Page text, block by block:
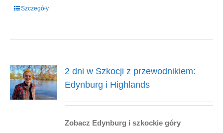
Szczegóły
2 dni w Szkocji z przewodnikiem:
Edynburg i Highlands
Zobacz Edynburg i szkockie góry